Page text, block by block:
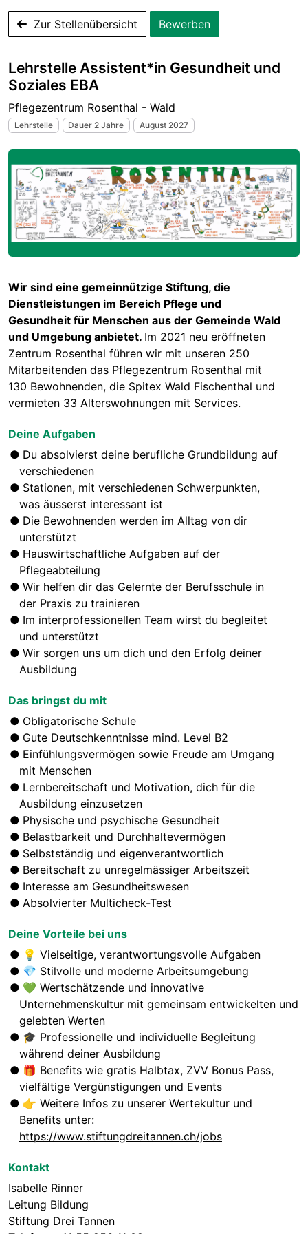
Zur Stellenübersicht Bewerben
Lehrstelle Assistent*in Gesundheit und
Soziales EBA
Pflegezentrum Rosenthal - Wald
Lehrstelle Dauer 2 Jahre August 2027
Wir sind eine gemeinnützige Stiftung, die
Dienstleistungen im Bereich Pflege und
Gesundheit für Menschen aus der Gemeinde Wald
und Umgebung anbietet. Im 2021 neu eröffneten
Zentrum Rosenthal führen wir mit unseren 250
Mitarbeitenden das Pflegezentrum Rosenthal mit
130 Bewohnenden, die Spitex Wald Fischenthal und
vermieten 33 Alterswohnungen mit Services.
Deine Aufgaben
Du absolvierst deine berufliche Grundbildung auf
verschiedenen
Stationen, mit verschiedenen Schwerpunkten,
was äusserst interessant ist
Die Bewohnenden werden im Alltag von dir
unterstützt
Hauswirtschaftliche Aufgaben auf der
Pflegeabteilung
Wir helfen dir das Gelernte der Berufsschule in
der Praxis zu trainieren
Im interprofessionellen Team wirst du begleitet
und unterstützt
Wir sorgen uns um dich und den Erfolg deiner
Ausbildung
Das bringst du mit
Obligatorische Schule
Gute Deutschkenntnisse mind. Level B2
Einfühlungsvermögen sowie Freude am Umgang
mit Menschen
Lernbereitschaft und Motivation, dich für die
Ausbildung einzusetzen
Physische und psychische Gesundheit
Belastbarkeit und Durchhaltevermögen
Selbstständig und eigenverantwortlich
Bereitschaft zu unregelmässiger Arbeitszeit
Interesse am Gesundheitswesen
Absolvierter Multicheck-Test
Deine Vorteile bei uns
💡Vielseitige, verantwortungsvolle Aufgaben
💎 Stilvolle und moderne Arbeitsumgebung
💚Wertschätzende und innovative
Unternehmenskultur mit gemeinsam entwickelten und
gelebten Werten
🎓 Professionelle und individuelle Begleitung
während deiner Ausbildung
🎁 Benefits wie gratis Halbtax, ZVV Bonus Pass,
vielfältige Vergünstigungen und Events
👉Weitere Infos zu unserer Wertekultur und
Benefits unter:
https://www.stiftungdreitannen.ch/jobs
Kontakt
Isabelle Rinner
Leitung Bildung
Stiftung Drei Tannen